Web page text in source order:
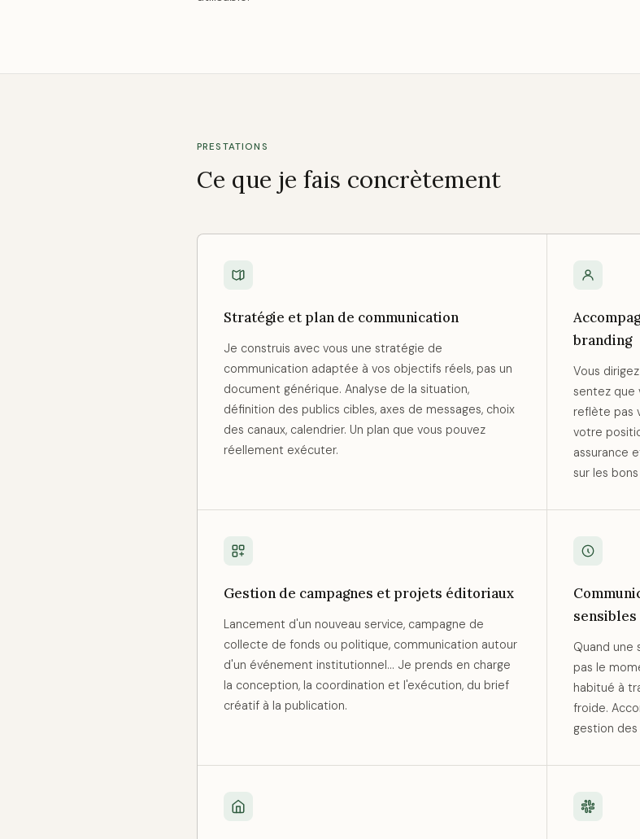
PRESTATIONS
Ce que je fais concrètement
Stratégie et plan de communication
Je construis avec vous une stratégie de
communication adaptée à vos objectifs réels, pas un
document générique. Analyse de la situation,
définition des publics cibles, axes de messages, choix
des canaux, calendrier. Un plan que vous pouvez
réellement exécuter.
branding
Vous
sentez que
reflète pas
votre
assurance
sur les
Gestion de campagnes et projets éditoriaux
Lancement d'un nouveau service, campagne de
collecte de fonds ou politique, communication autour
d'un événement institutionnel... Je prends en charge
la conception, la coordination et l'exécution, du brief
créatif à la publication.
sensibles
Quand une
pas le
habitué à
froide.
gestion